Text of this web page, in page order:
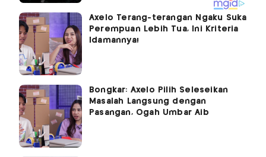
Axelo Terang-terangan Ngaku Suka
Perempuan Lebih Tua, Ini Kriteria
Idamannya!
Bongkar: Axelo Pilih Seleseikan
Masalah Langsung dengan
Pasangan, Ogah Umbar Aib